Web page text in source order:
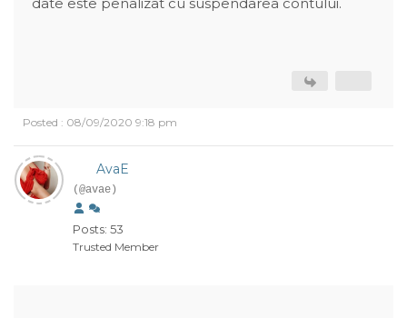
Posted : 08/09/2020 9:18 pm
AvaE
(@avae)
Posts: 53
Trusted Member